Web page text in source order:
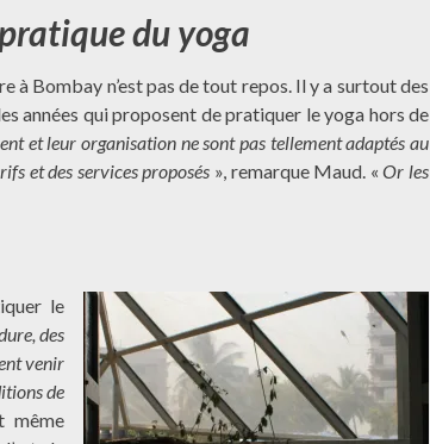
du yoga
à Bombay n’est pas de tout repos. Il y a surtout des
années qui proposent de pratiquer le yoga hors de
et leur organisation ne sont pas tellement adaptés au
et des services proposés », remarque Maud. «Or les
le
des
venir
de
même